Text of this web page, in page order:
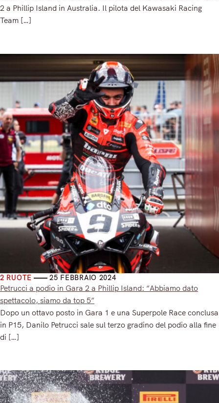
2 a Phillip Island in Australia. Il pilota del Kawasaki Racing
Team […]
2 RUOTE 25 FEBBRAIO 2024
Petrucci a podio in Gara 2 a Phillip Island: “Abbiamo dato
spettacolo, siamo da top 5”
Dopo un ottavo posto in Gara 1 e una Superpole Race conclusa
in P15, Danilo Petrucci sale sul terzo gradino del podio alla fine
di […]